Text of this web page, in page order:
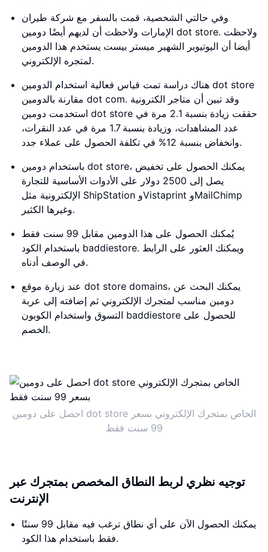
وفي حالتي الشخصية، قمت بالسفر مع شركة طيران
الإمارات ولاحظت أن لديهم أيضًا دومين dot store. ولاحظت
أيضا أن اليوتيوبر الشهير ميستر بيست يستخدم هذا الدومين
لمتجره الإلكتروني.
هناك دراسة تمت قياس فعالية استخدام الدومين dot store
مقارنة بالدومين dot com. وقد تبين أن متاجر الكترونية
استخدمت دومين dot store حققت زيادة بنسبة 2.1 مرة في
عدد المشاهدات، وزيادة بنسبة 1.7 مرة في عدد النقرات،
وانخفاض بنسبة 12% في تكلفة الحصول على عملاء جدد.
باستخدام دومين dot store، يمكنك الحصول على تخفيض
يصل إلى 2500 دولار على الأدوات الأساسية للتجارة
الإلكترونية مثل ShipStation وVistaprint وMailChimp
وغيرها الكثير.
يُمكنك الحصول على هذا الدومين مقابل 99 سنت فقط
باستخدام الكود baddiestore. ويمكنك العثور على الرابط
في الوصف أدناه.
عند زيارة موقع dot store domains، يمكنك البحث عن
دومين مناسب لمتجرك الإلكتروني ثم إضافته إلى عربة
التسوق واستخدام الكوبون baddiestore للحصول على
الخصم.
احصل على دومين dot store الخاص بمتجرك الإلكتروني بسعر
99 سنت فقط
توجيه نظري لربط النطاق المخصص بمتجرك عبر
الإنترنت
يمكنك الحصول الآن على أي نطاق ترغب فيه مقابل 99 سنتًا
فقط باستخدام هذا الكود.